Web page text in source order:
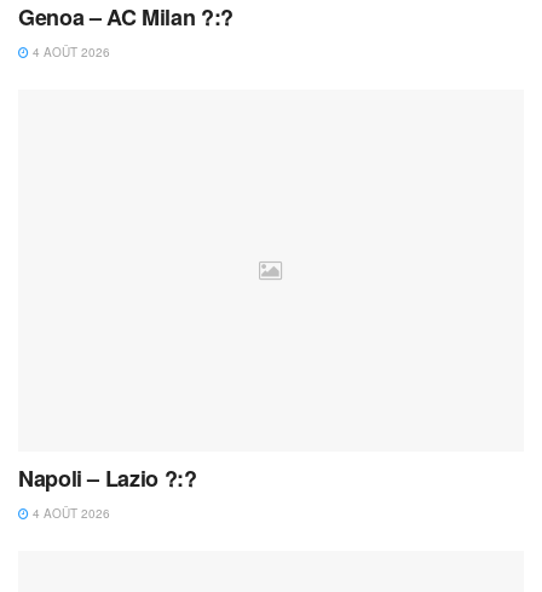
Genoa – AC Milan ?:?
4 AOÛT 2026
Napoli – Lazio ?:?
4 AOÛT 2026